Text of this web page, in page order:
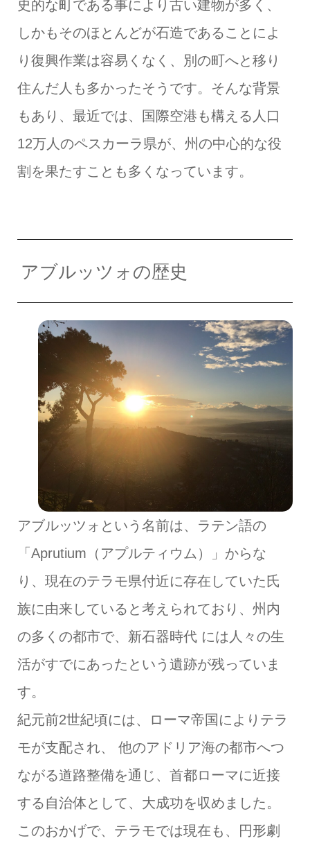
史的な町である事により古い建物が多く、
しかもそのほとんどが石造であることによ
り復興作業は容易くなく、別の町へと移り
住んだ人も多かったそうです。そんな背景
もあり、最近では、国際空港も構える人口
12万人のペスカーラ県が、州の中心的な役
割を果たすことも多くなっています。
アブルッツォの歴史
アブルッツォという名前は、ラテン語の
「Aprutium（アプルティウム）」からな
り、現在のテラモ県付近に存在していた氏
族に由来していると考えられており、州内
の多くの都市で、新石器時代 には人々の生
活がすでにあったという遺跡が残っていま
す。
紀元前2世紀頃には、ローマ帝国によりテラ
モが支配され、 他のアドリア海の都市へつ
ながる道路整備を通じ、首都ローマに近接
する自治体として、大成功を収めました。
このおかげで、テラモでは現在も、円形劇